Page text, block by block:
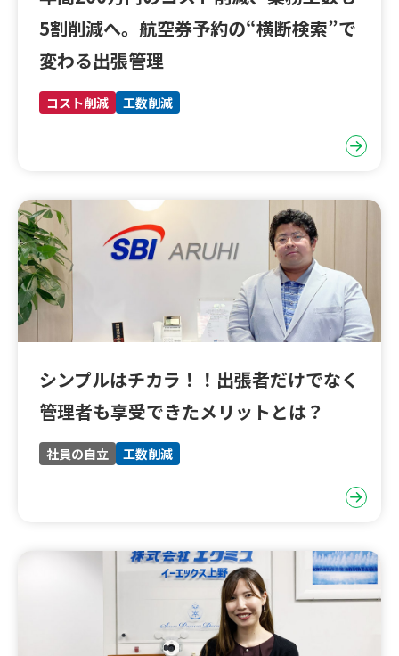
5割削減へ。航空券予約の“横断検索”で
変わる出張管理
コスト削減 工数削減
シンプルはチカラ！！出張者だけでなく
管理者も享受できたメリットとは？
社員の自立 工数削減